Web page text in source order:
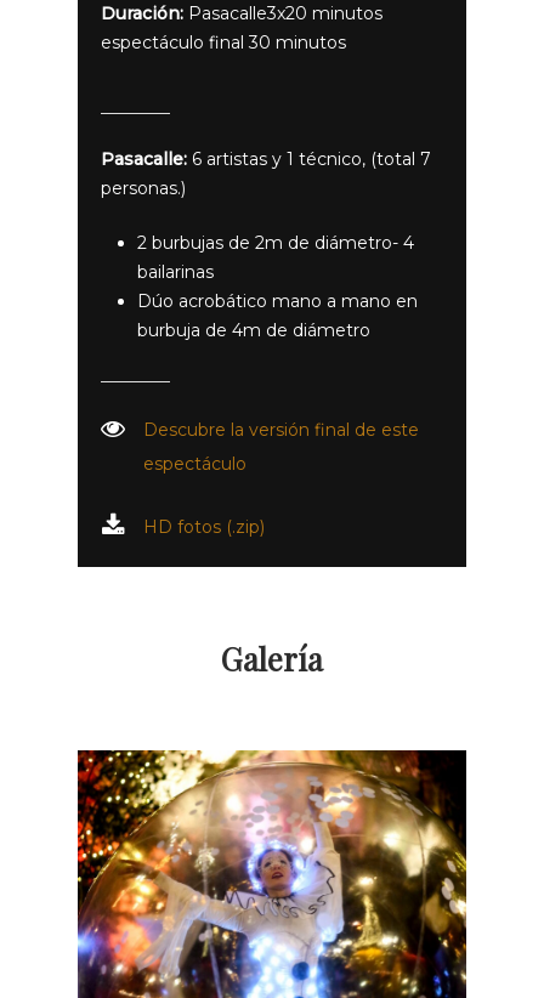
Duración: Pasacalle3x20 minutos
espectáculo final 30 minutos
Pasacalle: 6 artistas y 1 técnico, (total 7
personas.)
2 burbujas de 2m de diámetro- 4
bailarinas
Dúo acrobático mano a mano en
burbuja de 4m de diámetro
Descubre la versión final de este
espectáculo
HD fotos (.zip)
Galería